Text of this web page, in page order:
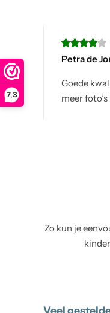
7,3
zou handig zijn als je bij
Zo kun je